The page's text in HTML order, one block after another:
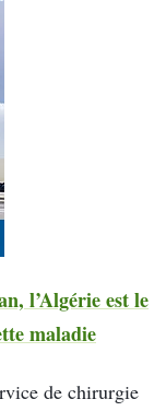
l’Algérie est le
maladie
de chirurgie